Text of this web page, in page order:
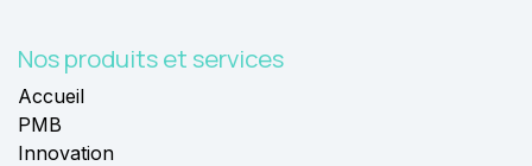
Nos produitset services
Accueil
PMB
Innovation